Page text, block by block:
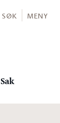
SØK MENY
Sak